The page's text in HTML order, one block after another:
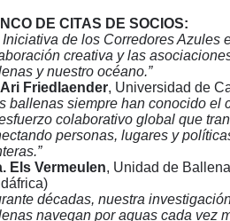
DE CITAS DE SOCIOS:
Iniciativa de los Corredores Azules
creativa y las
y nuestro océano.”
Ari Friedlaender, Universidad de
ballenas siempre han conocido
colaborativo global que
personas, lugares y
Els Vermeulen, Unidad de
décadas, nuestra
navegan por aguas cada vez